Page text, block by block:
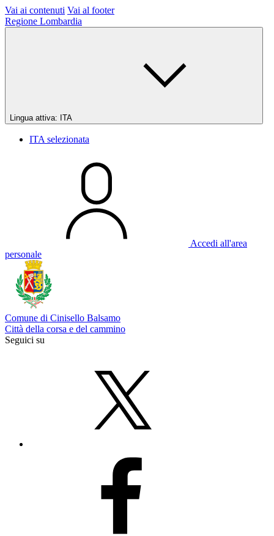
Vai ai contenuti Vai al footer
Regione Lombardia
Lingua attiva: ITA
ITA selezionata
Accedi all'area
personale
Comune di Cinisello Balsamo
Città della corsa e del cammino
Seguici su